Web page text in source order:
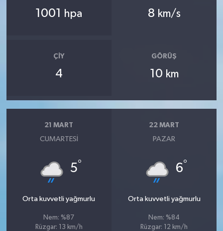
1001 hpa 8 km/s
ÇIY
4
GÖRÜŞ
10 km
21 MART
CUMARTESI
5°
Orta kuvvetli yağmurlu
Nem: %87
Rüzgar: 13 km/h
22 MART
PAZAR
6°
Orta kuvvetli yağmurlu
Nem: %84
Rüzgar: 12 km/h